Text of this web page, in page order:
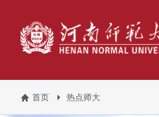
首页 热点师大